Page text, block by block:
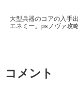
大型兵器のコアの入手
エネミー。psノヴァ攻
コメント